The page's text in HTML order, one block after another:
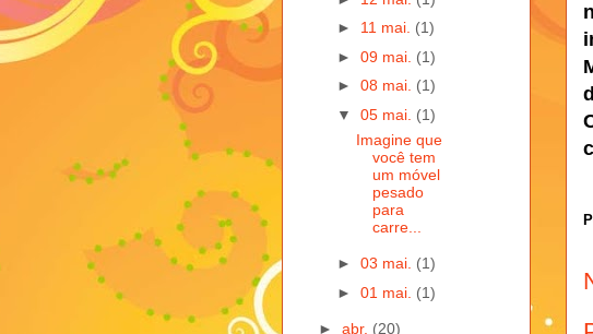
► 11 mai. (1)
► 09 mai. (1)
► 08 mai. (1)
▼ 05 mai. (1)
Imagine que
você tem
um móvel
pesado
para
carre...
► 03 mai. (1)
► 01 mai. (1)
► abr. (20)